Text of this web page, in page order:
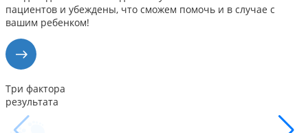
пациентов и убеждены, что сможем помочь и в случае с
вашим ребенком!
Три фактора
результата